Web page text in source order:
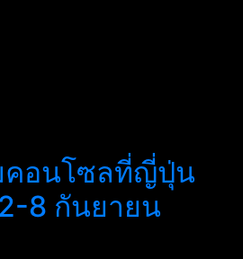
คอนโซลที่ญี่ปุ่น
8 กันยายน